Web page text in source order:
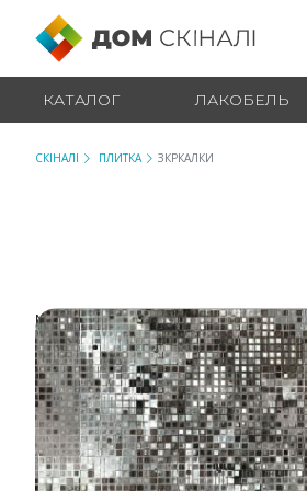
КАТАЛОГ ЛАКОБЕЛЬ
СКІНАЛІ ПЛИТКА ЗКРКАЛКИ
№ 150720207